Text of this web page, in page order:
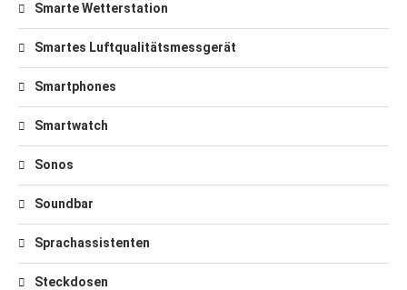
Smarte Wetterstation
Smartes Luftqualitätsmessgerät
Smartphones
Smartwatch
Sonos
Soundbar
Sprachassistenten
Steckdosen